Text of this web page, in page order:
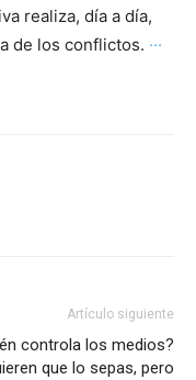
realiza, día a día,
de los conflictos. ···
Artículo siguiente
controla los medios?
que lo sepas, pero